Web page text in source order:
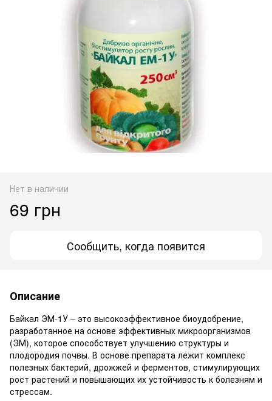
Нет в наличии
69 грн
Сообщить, когда появится
Описание
Байкал ЭМ-1У – это высокоэффективное биоудобрение,
разработанное на основе эффективных микроорганизмов
(ЭМ), которое способствует улучшению структуры и
плодородия почвы. В основе препарата лежит комплекс
полезных бактерий, дрожжей и ферментов, стимулирующих
рост растений и повышающих их устойчивость к болезням и
стрессам.